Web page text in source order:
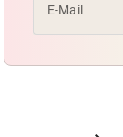
E-Mail